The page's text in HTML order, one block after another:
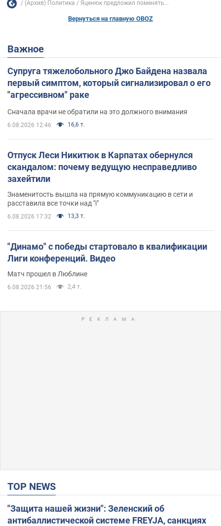
(Архив) Политика Яценюк предложил поменять...
Вернуться на главную OBOZ
Важное
Супруга тяжелобольного Джо Байдена назвала
первый симптом, который сигнализировал о его
"агрессивном" раке
Сначала врачи не обратили на это должного внимания
6.08.2026 12:46 16,6 т.
Отпуск Леси Никитюк в Карпатах обернулся
скандалом: почему ведущую несправедливо
захейтили
Знаменитость вышла на прямую коммуникацию в сети и
расставила все точки над "i"
6.08.2026 17:32 13,3 т.
"Динамо" с победы стартовало в квалификации
Лиги конференций. Видео
Матч прошел в Люблине
6.08.2026 21:56 2,4 т.
TOP NEWS
"Защита нашей жизни": Зеленский об
антибаллистической системе FREYJA, санкциях